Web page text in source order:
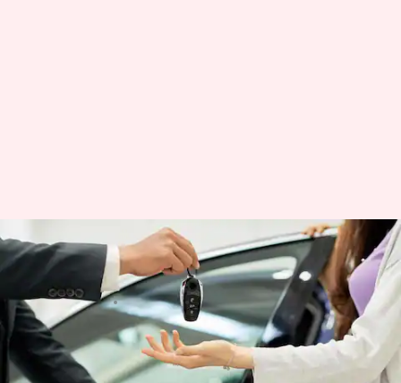
कार खरीदने के बाद सबसे पहले
कौन-सी एक्सेसरीज लगवाएं?
लेखन बिश्वजीत कुमार Jul 09, 2026 09:36 am
क्या है खबर?